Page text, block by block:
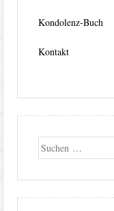
Kondolenz-Buch
Kontakt
Suche